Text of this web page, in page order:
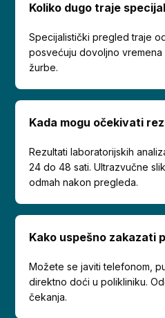
Koliko dugo traje
Specijalistički pregled traje
posvećuju dovoljno
žurbe.
Kada mogu očekivati
Rezultati laboratorijskih
24 do 48 sati. Ultrazvučne
odmah nakon pregleda.
Kako uspešno zakazati
Možete se javiti telefonom,
direktno doći u polikliniku.
čekanja.